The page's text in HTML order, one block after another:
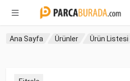
Ana Sayfa Ürünler Ürün Listesi